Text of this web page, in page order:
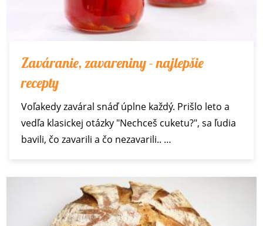
Zaváranie, zavareniny - najlepšie
recepty
Voľakedy zaváral snáď úplne každý. Prišlo leto a
vedľa klasickej otázky "Nechceš cuketu?", sa ľudia
bavili, čo zavarili a čo nezavarili.. …